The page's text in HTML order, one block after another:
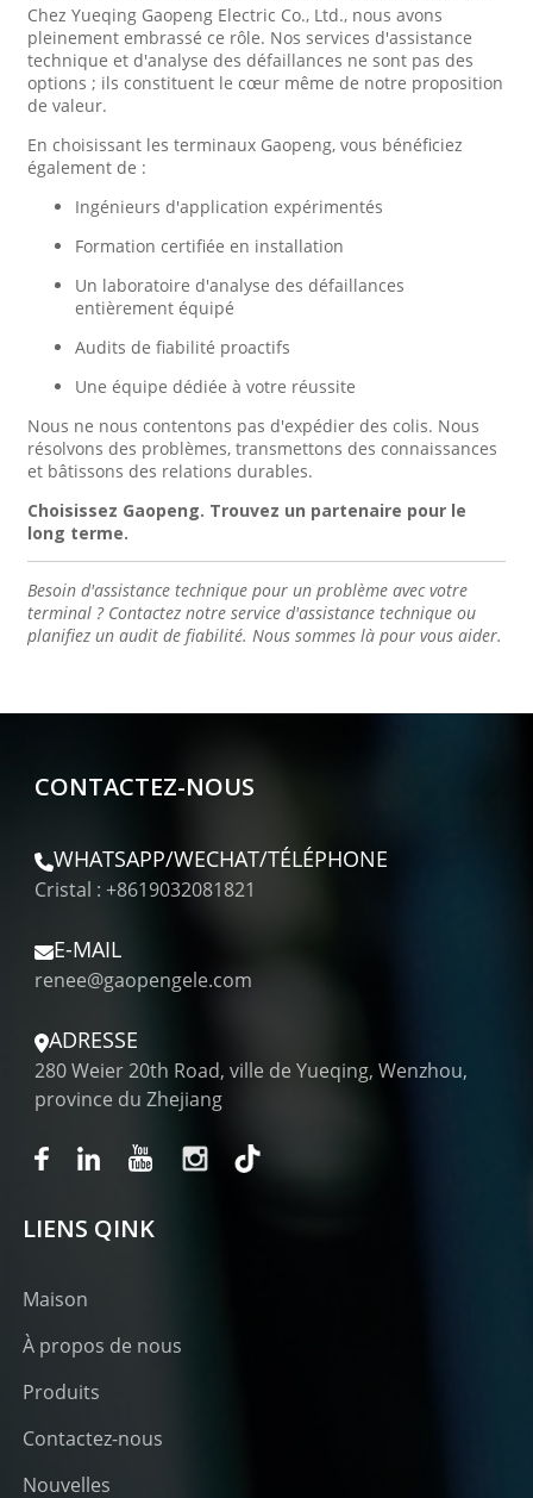
Chez Yueqing Gaopeng Electric Co., Ltd., nous avons
pleinement embrassé ce rôle. Nos services d'assistance
technique et d'analyse des défaillances ne sont pas des
options ; ils constituent le cœur même de notre proposition
de valeur.
En choisissant les terminaux Gaopeng, vous bénéficiez
également de :
Ingénieurs d'application expérimentés
Formation certifiée en installation
Un laboratoire d'analyse des défaillances
entièrement équipé
Audits de fiabilité proactifs
Une équipe dédiée à votre réussite
Nous ne nous contentons pas d'expédier des colis. Nous
résolvons des problèmes, transmettons des connaissances
et bâtissons des relations durables.
Choisissez Gaopeng. Trouvez un partenaire pour le
long terme.
Besoin d'assistance technique pour un problème avec votre
terminal ? Contactez notre service d'assistance technique ou
planifiez un audit de fiabilité. Nous sommes là pour vous aider.
CONTACTEZ-NOUS
WHATSAPP/WECHAT/TÉLÉPHONE
Cristal : +8619032081821
E-MAIL
renee@gaopengele.com
ADRESSE
280 Weier 20th Road, ville de Yueqing, Wenzhou,
province du Zhejiang
LIENS QINK
Maison
À propos de nous
Produits
Contactez-nous
Nouvelles